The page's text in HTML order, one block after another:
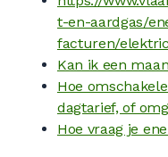
t-en-aardgas/
facturen/
Kan ik een
Hoe
dagtarief, of
Hoe vraag je